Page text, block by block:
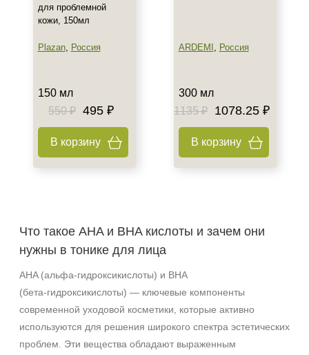
Класс косметики
Профессиональная
Тип кожи
Все типы кожи
Жирная
Комбинированная
Показать еще
Действие
Восстановление
Матирование
для проблемной
кожи, 150мл
Plazan, Россия
150 мл
550 ₽ 495 ₽
В корзину
ARDEMI , Россия
300 мл
1135 ₽
1078.25 ₽
В корзину
Что такое AHA и BHA кислоты и зачем они
нужны в тонике для лица
AHA (альфа‑гидроксикислоты) и BHA
(бета‑гидроксикислоты) — ключевые компоненты
современной уходовой косметики, которые активно
используются для решения широкого спектра эстетических
проблем. Эти вещества обладают выраженным